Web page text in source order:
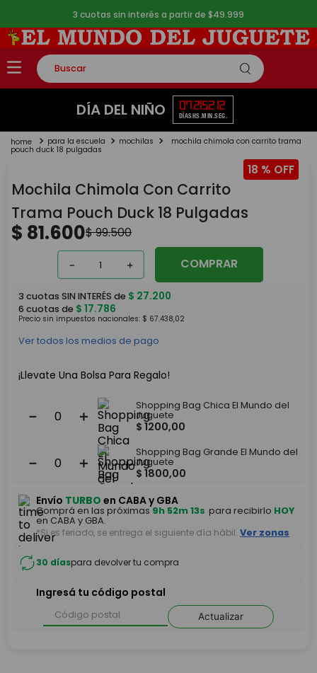
3 cuotas sin interés a partir de $49.999
Buscar
TÉRMINOS MÁS BUSCADOS
2.
lego
4.
monopatin
5 . toy story
DÍA DEL NIÑO 07
DÍAS
21
HS.
52
MIN.
12
SEG.
para la escuela mochilas mochila chimola con carrito trama
pouch duck 18 pulgadas
18 %
Mochila Chimola Con Carrito
Trama Pouch Duck 18 Pulgadas
$ 81.600$99.500
＋
－ COMPRAR
3 cuotas SIN INTERÉS de $ 27.200
6 cuotas de $ 17.786
Precio sin impuestos nacionales: $ 67.438,02
Ver todos los medios de pago
¡Llevate Una Bolsa Para Regalo!
＋
－
Shopping Bag Chica El Mundo del
Juguete
$ 1200,00
＋
－
Shopping Bag Grande El Mundo del
Juguete
$ 1800,00
Envío TURBO en CABA y GBA
Comprá en las próximas9h 52m 13s para recibirlo HOY
en CABA y GBA.
*Si es feriado, se entrega el siguiente día hábil. Ver zonas
30 díaspara devolver tu compra
Ingresá tu código postal
Actualizar